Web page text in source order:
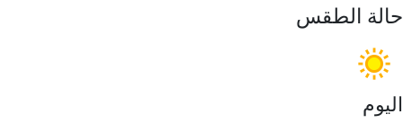
حالة الطقس
اليوم